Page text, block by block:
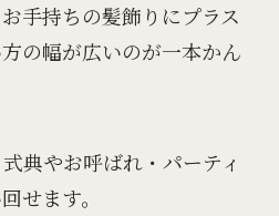
手持ちの髪飾りにプラス
の幅が広いのが一本かん
典やお呼ばれ・パーティ
せます。